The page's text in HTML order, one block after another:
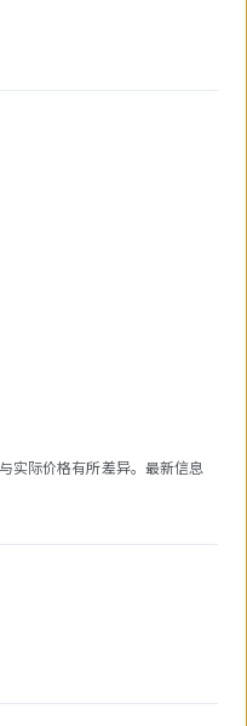
实际价格有所差异。最新信息